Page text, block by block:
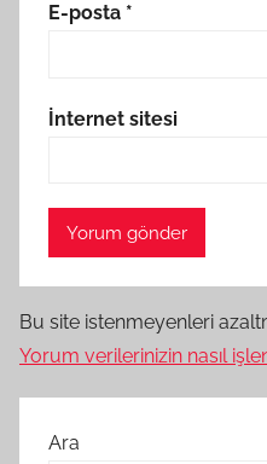
E-posta *
İnternet sitesi
Bu site istenmeyenleri
Yorum verilerinizin nasıl
Ara